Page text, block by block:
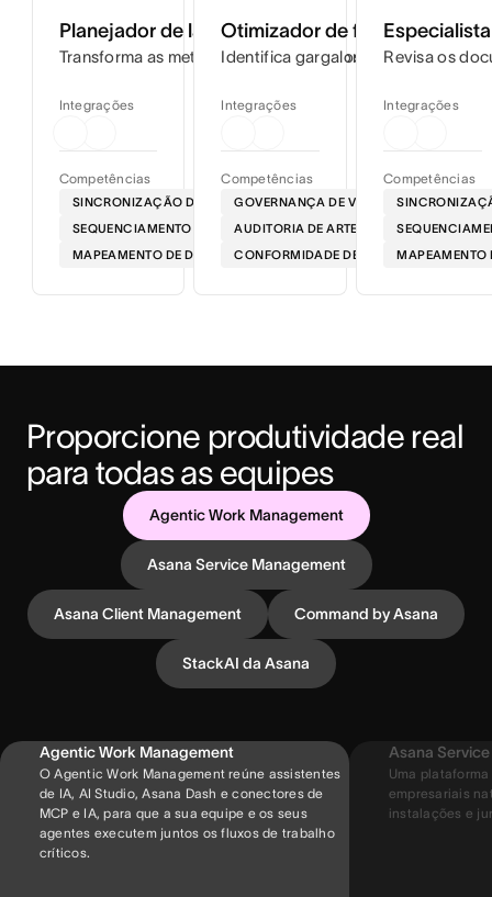
Planejador de lançamentos
Transforma as metas do projeto em cronogramas passo
Competências
SINCRONIZAÇÃO DE ROTEIRO
SEQUENCIAMENTO DE LANÇAMENTOS NO MERCADO
MAPEAMENTO DE DEPENDÊNCIAS
Integrações
Otimizador de fluxos de
Identifica gargalos nos seus fluxos
Competências
GOVERNANÇA DE VOZ
AUDITORIA DE ARTEFATOS
CONFORMIDADE DE MENSAGENS
Integrações
Revisa os
Competências
MAPEAMENTO
Integrações
Proporcione produtividade real
para todas as equipes
Agentic Work Management
Asana Service Management
Asana Client Management Command by Asana
StackAI da Asana
Agentic Work Management
O Agentic Work Management reúne assistentes
de IA, AI Studio, Asana Dash e conectores de
MCP e IA, para que a sua equipe e os seus
agentes executem juntos os fluxos de trabalho
críticos.
Asana
Uma
empresariais
instalações e